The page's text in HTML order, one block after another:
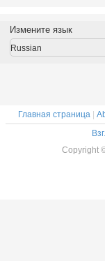
Измените язык
Russian
Главная страница
Copyright